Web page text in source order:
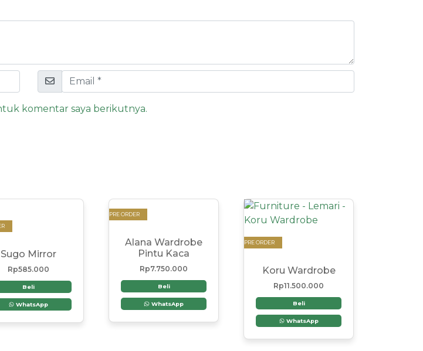
komentar saya berikutnya.
Sugo Mirror
Rp585.000
Beli
WhatsApp
PRE ORDER
Alana Wardrobe
Pintu Kaca
Rp7.750.000
Beli
WhatsApp
PRE ORDER
Koru Wardrobe
Rp11.500.000
Beli
WhatsApp